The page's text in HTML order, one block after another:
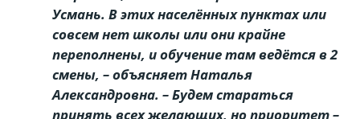
Усмань. В этих населённых пунктах или
совсем нет школы или они крайне
переполнены, и обучение там ведётся в 2
смены, – объясняет Наталья
Александровна. – Будем стараться
принять всех желающих, но приоритет –